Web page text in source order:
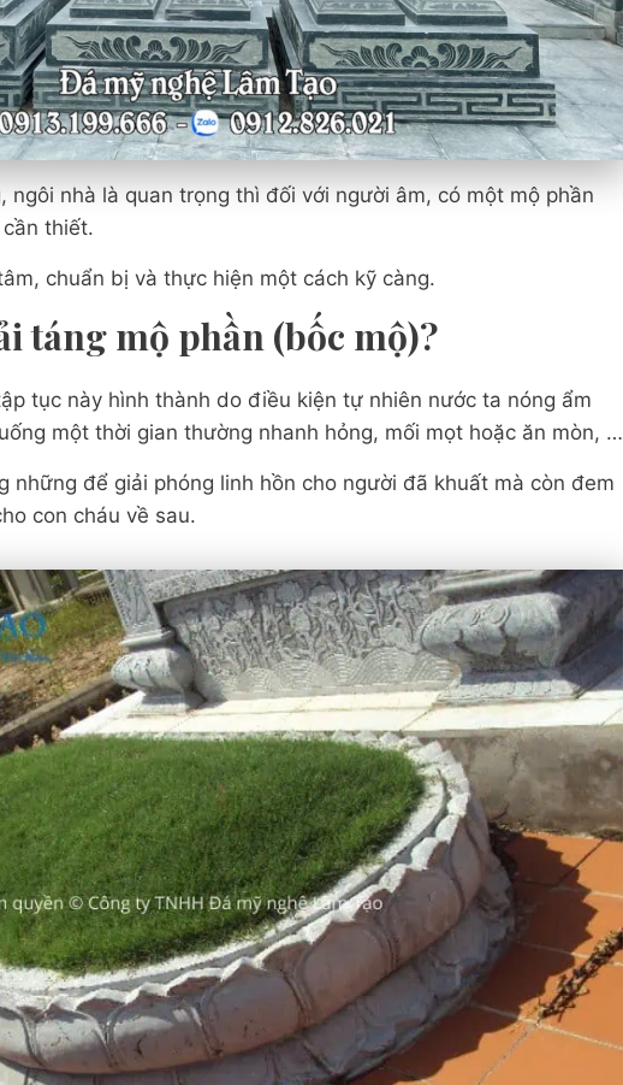
ngôi nhà là quan trọng thì đối với người âm, có một mộ phần
thiết.
chuẩn bị và thực hiện một cách kỹ càng.
táng mộ phần (bốc mộ)?
tục này hình thành do điều kiện tự nhiên nước ta nóng ẩm
một thời gian thường nhanh hỏng, mối mọt hoặc ăn mòn, …
những để giải phóng linh hồn cho người đã khuất mà còn đem
con cháu về sau.